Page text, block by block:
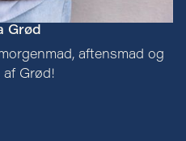
Grød
aftensmad og
Grød!